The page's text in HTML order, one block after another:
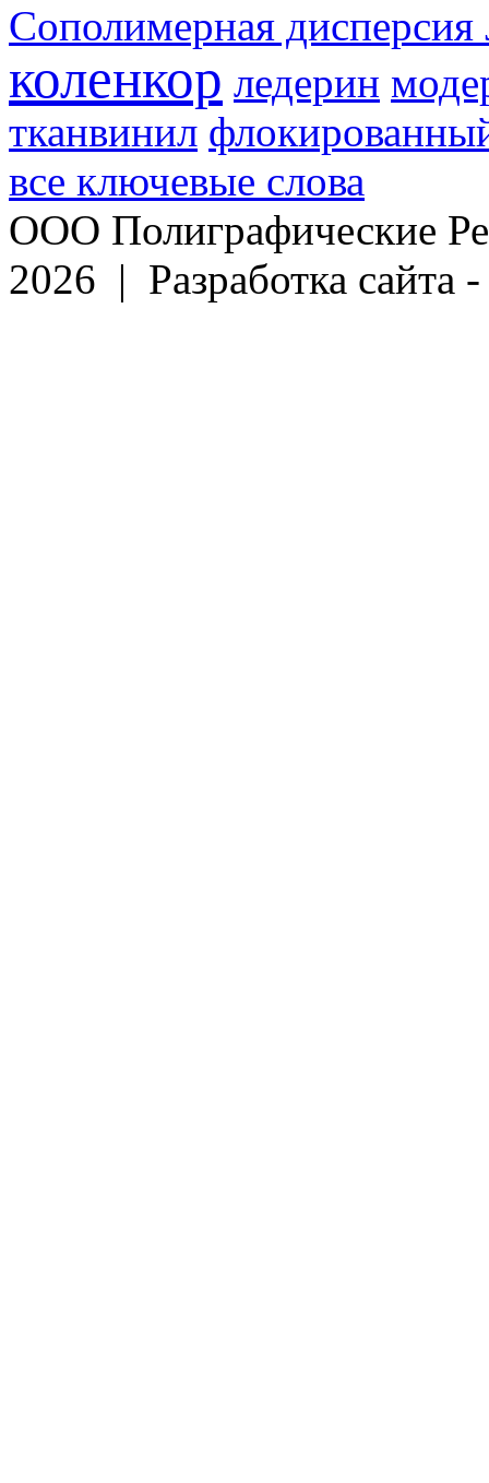
Сополимерная дисперсия
коленкор ледерин
тканвинил
все ключевые слова
ООО Полиграфические
2026 | Разработка сайта